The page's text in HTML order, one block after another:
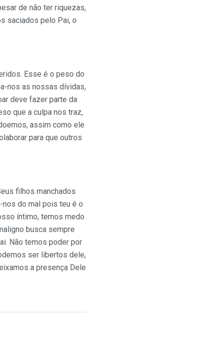
de não ter riquezas,
saciados pelo Pai, o
Esse é o peso do
nos as nossas dívidas,
deve fazer parte da
que a culpa nos traz,
assim como ele
para que outros
filhos manchados
nos do mal pois teu é o
íntimo, temos medo
busca sempre
Não temos poder por
ser libertos dele,
a presença Dele